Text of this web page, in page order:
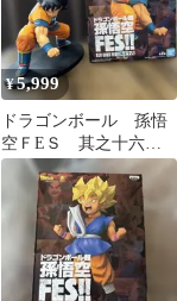
¥5,999
ドラゴンボール 孫悟
空ＦEＳ 其之十六
フィギュア